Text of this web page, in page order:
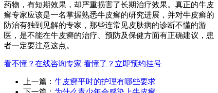
药物，有短期效果，却严重损害了长期治疗效果。真正的牛皮
癣专家应该是一名掌握熟悉牛皮癣的研究进展，并对牛皮癣的
防治有独到见解的专家，那些连常见皮肤病的诊断不懂的游
医，是不能在牛皮癣的治疗、预防及保健方面有正确建议，患
者一定要注意这点。
看不懂？在线咨询专家 看懂了？立即预约挂号
上一篇： 牛皮癣平时的护理有哪些要求